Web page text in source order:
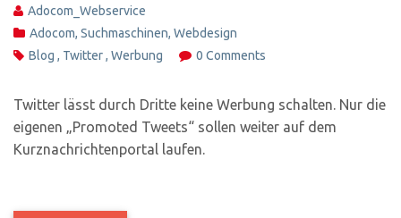
Adocom_Webservice
Adocom, Suchmaschinen, Webdesign
Blog , Twitter, Werbung 0 Comments
Twitter lässt durch Dritte keine Werbung schalten. Nur die
eigenen „Promoted Tweets“ sollen weiter auf dem
Kurznachrichtenportal laufen.